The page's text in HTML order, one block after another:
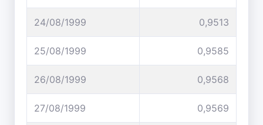
24/08/1999 0,9513
25/08/1999 0,9585
26/08/1999 0,9568
27/08/1999 0,9569